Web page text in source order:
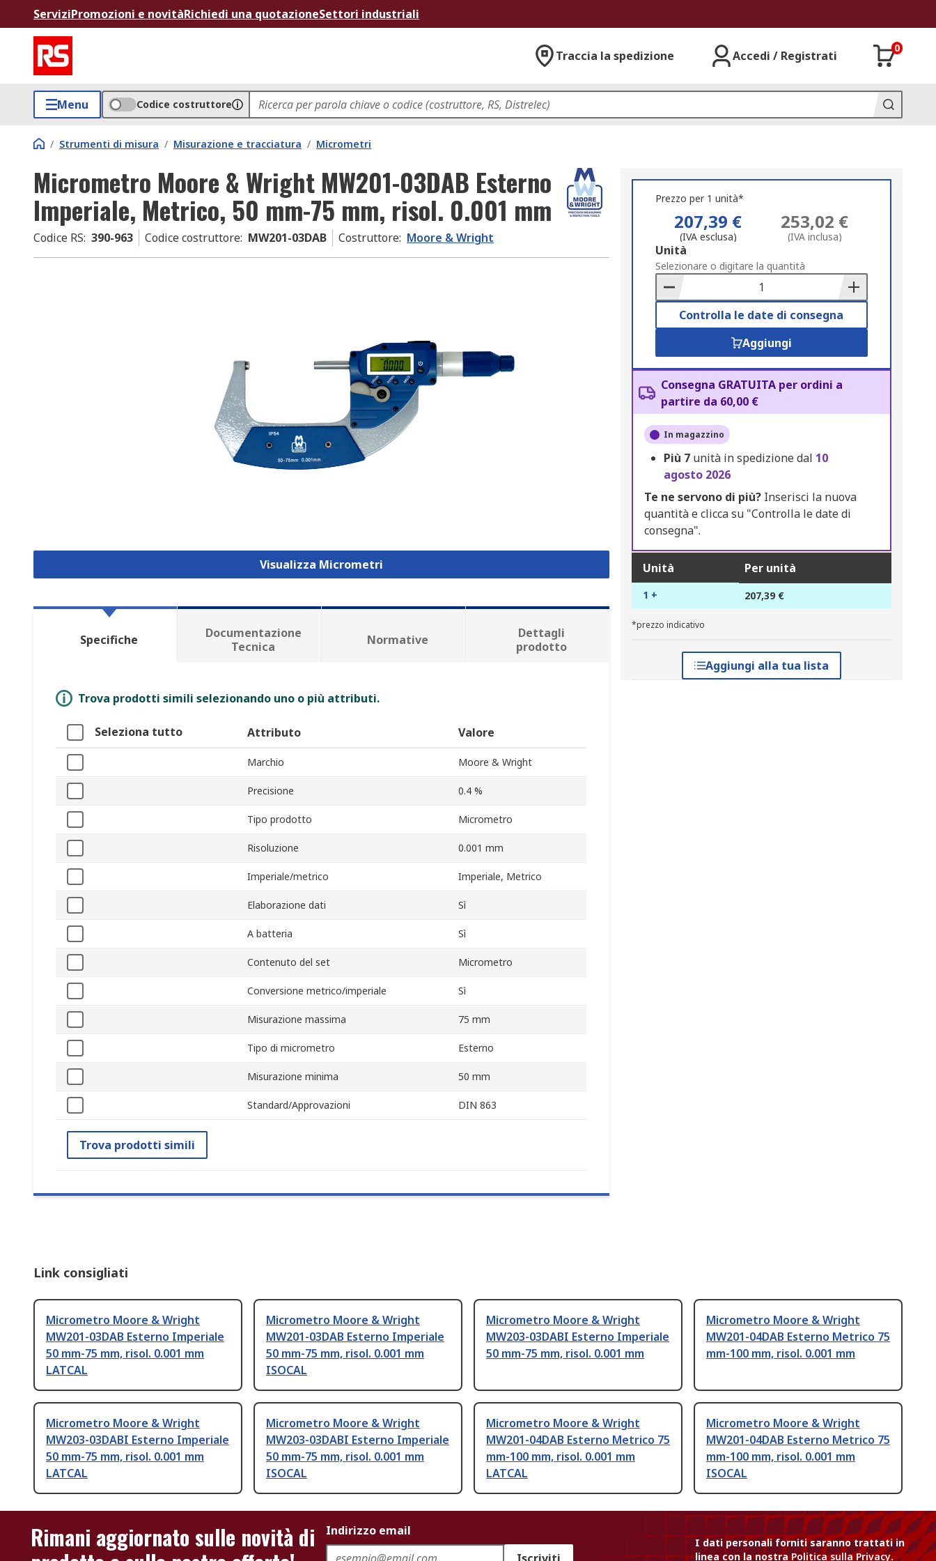
ServiziPromozioni e novitàRichiedi una quotazioneSettori industriali
Traccia la spedizione Accedi / Registrati
0
Menu Codice costruttore
/ Strumenti di misura / Misurazione e tracciatura / Micrometri
Micrometro Moore & Wright MW201-03DAB Esterno
Imperiale, Metrico, 50 mm-75 mm, risol. 0.001 mm
Codice RS: 390-963 Codice costruttore: MW201-03DAB Costruttore: Moore & Wright
Visualizza Micrometri
Prezzo per 1 unità*
207,39 €
(IVA esclusa)
253,02 €
(IVA inclusa)
Add
to
Basket
Unità
Selezionare o digitare la quantità
Controlla le date di consegna
Aggiungi
Consegna GRATUITA per ordini a
partire da 60,00 €
In magazzino
Più 7 unità in spedizione dal 10
agosto 2026
Te ne servono di più?Inserisci la nuova
quantità e clicca su "Controlla le date di
consegna".
Unità Per unità
1 + 207,39 €
*prezzo indicativo
Aggiungi alla tua lista
Specifiche
Documentazione
Tecnica
Normative
Dettagli
prodotto
Trova prodotti simili selezionando uno o più attributi.
Seleziona tutto Attributo Valore
Marchio Moore & Wright
Precisione 0.4 %
Tipo prodotto Micrometro
Risoluzione 0.001 mm
Imperiale/metrico Imperiale, Metrico
Elaborazione dati Sì
A batteria Sì
Contenuto del set Micrometro
Conversione metrico/imperiale Sì
Misurazione massima 75 mm
Tipo di micrometro Esterno
Misurazione minima 50 mm
Standard/Approvazioni DIN 863
Trova prodotti simili
Link consigliati
Micrometro Moore & Wright
MW201-03DAB Esterno Imperiale
50 mm-75 mm, risol. 0.001 mm
LATCAL
Micrometro Moore & Wright
MW201-03DAB Esterno Imperiale
50 mm-75 mm, risol. 0.001 mm
ISOCAL
Micrometro Moore & Wright
MW203-03DABI Esterno Imperiale
50 mm-75 mm, risol. 0.001 mm
Micrometro Moore & Wright
MW201-04DAB Esterno Metrico 75
mm-100 mm, risol. 0.001 mm
Micrometro Moore & Wright
MW203-03DABI Esterno Imperiale
50 mm-75 mm, risol. 0.001 mm
LATCAL
Micrometro Moore & Wright
MW203-03DABI Esterno Imperiale
50 mm-75 mm, risol. 0.001 mm
ISOCAL
Micrometro Moore & Wright
MW201-04DAB Esterno Metrico 75
mm-100 mm, risol. 0.001 mm
LATCAL
Micrometro Moore & Wright
MW201-04DAB Esterno Metrico 75
mm-100 mm, risol. 0.001 mm
ISOCAL
Rimani aggiornato sulle novità di
Indirizzo email
I dati personali forniti saranno trattati in
linea con la nostraPolitica sulla Privacy.